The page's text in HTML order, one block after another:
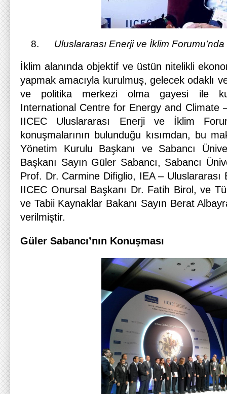
Uluslararası Enerji ve İklim
İklim alanında objektif ve üstün nitelikli
yapmak amacıyla kurulmuş, gelecek odaklı
ve politika merkezi olma gayesi ile
International Centre for Energy and Climate
IICEC Uluslararası Enerji ve İklim
konuşmalarının bulunduğu kısımdan, bu
Yönetim Kurulu Başkanı ve Sabancı
Başkanı Sayın Güler Sabancı, Sabancı
Prof. Dr. Carmine Difiglio, IEA – Uluslararası
IICEC Onursal Başkanı Dr. Fatih Birol, ve
ve Tabii Kaynaklar Bakanı Sayın Berat
verilmiştir.
Güler Sabancı’nın Konuşması